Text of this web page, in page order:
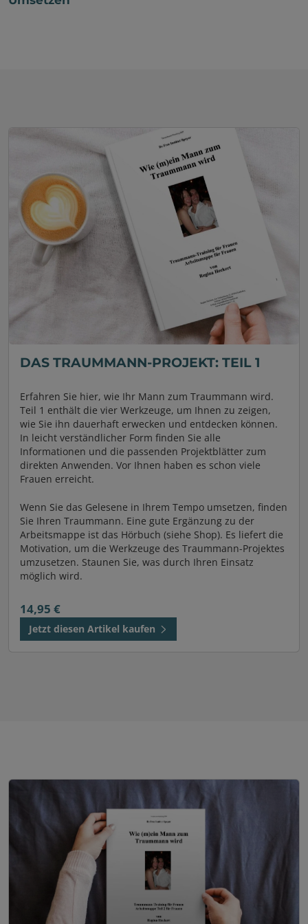
DAS TRAUMMANN-PROJEKT: TEIL 1
Erfahren Sie hier, wie Ihr Mann zum Traummann wird.
Teil 1 enthält die vier Werkzeuge, um Ihnen zu zeigen,
wie Sie ihn dauerhaft erwecken und entdecken können.
In leicht verständlicher Form finden Sie alle
Informationen und die passenden Projektblätter zum
direkten Anwenden. Vor Ihnen haben es schon viele
Frauen erreicht.
Wenn Sie das Gelesene in Ihrem Tempo umsetzen, finden
Sie Ihren Traummann. Eine gute Ergänzung zu der
Arbeitsmappe ist das Hörbuch (siehe Shop). Es liefert die
Motivation, um die Werkzeuge des Traummann-Projektes
umzusetzen. Staunen Sie, was durch Ihren Einsatz
möglich wird.
14,95 €
Jetzt diesen Artikel kaufen